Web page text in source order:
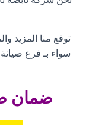
توقع منا المزيد
سواء بـ فرع
ضمان